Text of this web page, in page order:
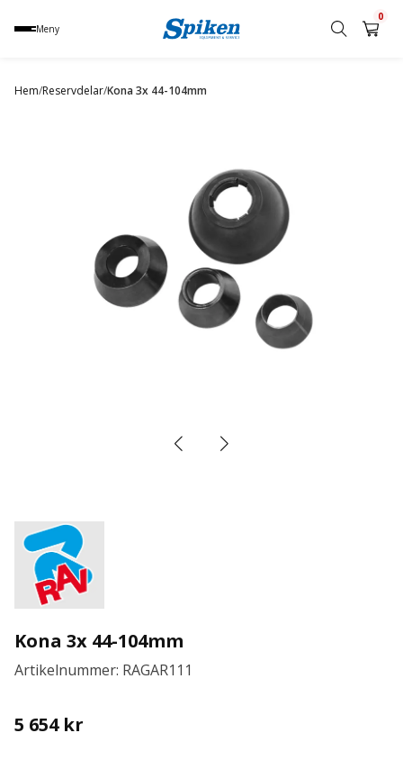
Meny
namn,
0
Hem/Reservdelar/Kona 3x 44-104mm
Kona 3x 44-104mm
Artikelnummer: RAGAR111
5 654 kr